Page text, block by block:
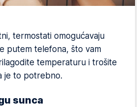
termostati omogućavaju
putem telefona, što vam
temperaturu i trošite
je to potrebno.
sunca